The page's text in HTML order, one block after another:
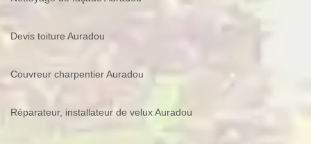
Devis toiture Auradou
Couvreur charpentier Auradou
Réparateur, installateur de velux Auradou